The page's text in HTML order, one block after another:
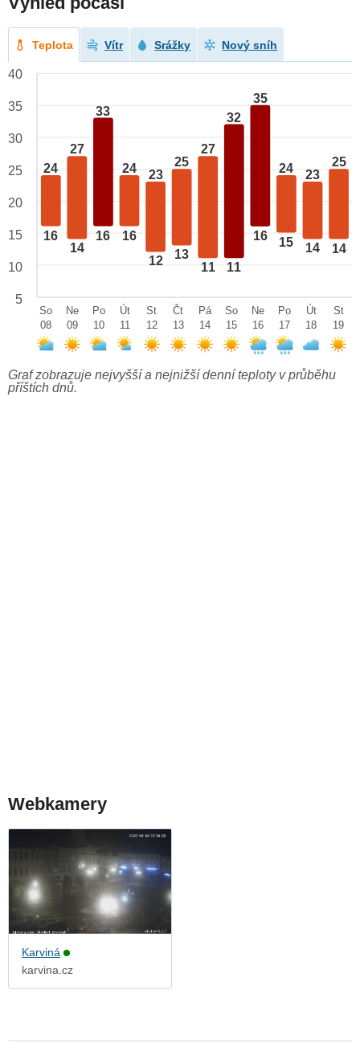
Teplota Vítr Srážky Nový sníh
24
16
27
14
33
16
24
16
23
12
25
13
27
11
32
11
35
16
24
15
23
14
25
14
40
35
30
25
20
15
10
5
So
08
Ne
09
Po
10
Út
11
St
12
Čt
13
Pá
14
So
15
Ne
16
Po
17
Út
18
St
19
Graf zobrazuje nejvyšší a nejnižší denní teploty v průběhu
příštích dnů.
Webkamery
Karviná
karvina.cz